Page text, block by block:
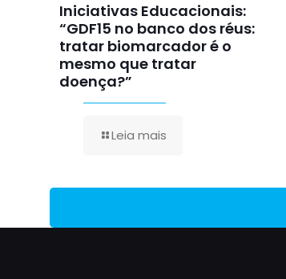
Iniciativas Educacionais:
“GDF15 no banco dos réus:
tratar biomarcador é o
mesmo que tratar
doença?”
Leia mais